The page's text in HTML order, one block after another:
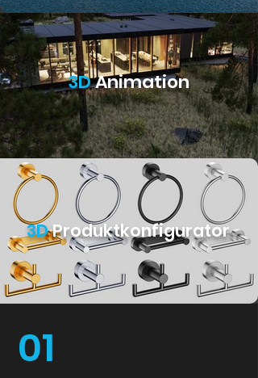
3DAnimation
3DProduktkonfigurator
01